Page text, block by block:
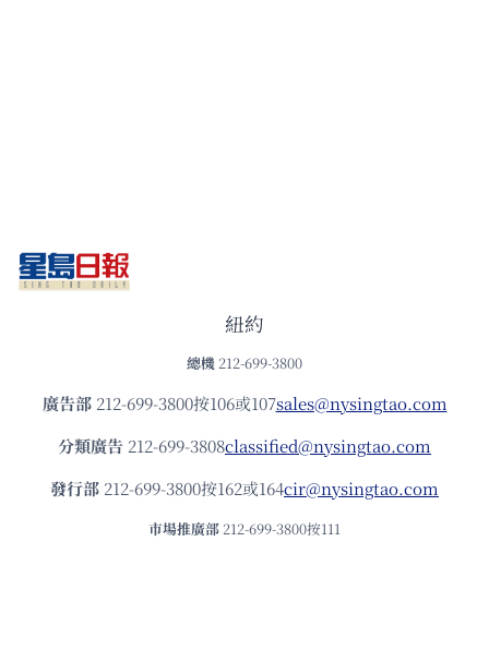
紐約
總機 212-699-3800
廣告部212-699-3800按106或107sales@nysingtao.com
分類廣告 212-699-3808classified@nysingtao.com
發⾏部 212-699-3800按162或164cir@nysingtao.com
市場推廣部 212-699-3800按111